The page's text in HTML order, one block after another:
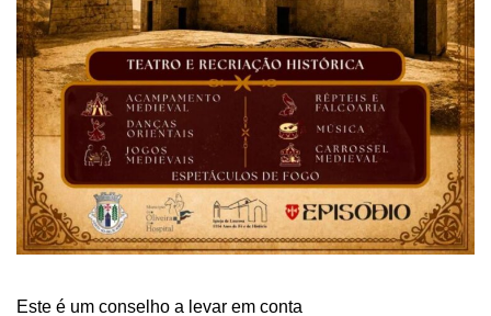
Este é um conselho a levar em conta